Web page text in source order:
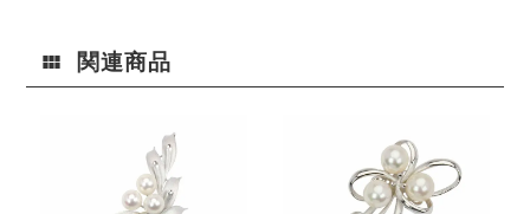
関連商品